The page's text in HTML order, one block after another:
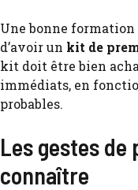
Une bonne
d’avoir un kit de
kit doit être bien
immédiats, en
probables.
Les gestes de
connaître